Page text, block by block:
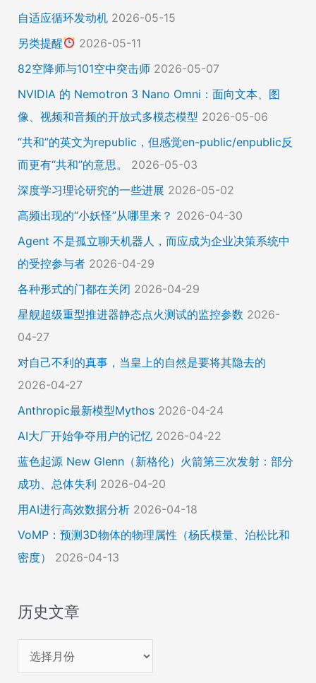
自适应循环发动机 2026-05-15
另类提醒
2026-05-11
82空降师与101空中突击师 2026-05-07
NVIDIA 的 Nemotron 3 Nano Omni：面向文本、图
像、视频和音频的开放式多模态模型 2026-05-06
“共和”的英文为republic，但感觉en-public/enpublic反
而更有“共和”的意思。
2026-05-03
深度学习理论研究的一些进展 2026-05-02
高频出现的“小妖怪”从哪里来？ 2026-04-30
Agent 不是孤立聊天机器人，而应成为企业决策系统中
的受控参与者 2026-04-29
各种形式的门都在关闭 2026-04-29
星舰超级重型推进器静态点火测试的监控参数 2026-
04-27
对自己不利的真事，当皇上的自然是要将其隐去的
2026-04-27
Anthropic最新模型Mythos 2026-04-24
AI大厂开始争夺用户的记忆 2026-04-22
蓝色起源 New Glenn（新格伦）火箭第三次发射：部分
成功、总体失利 2026-04-20
用AI进行高效数据分析 2026-04-18
VoMP：预测3D物体的物理属性（杨氏模量、泊松比和
密度）
2026-04-13
历史文章
史